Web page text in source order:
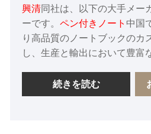
興清同社は、以下の大手メー
ーです。ペン付きノート 中国
り高品質のノートブックのカ
し、生産と輸出において豊富
おり、中国の多くの大手ブラ
あり信頼されています。
続きを読む